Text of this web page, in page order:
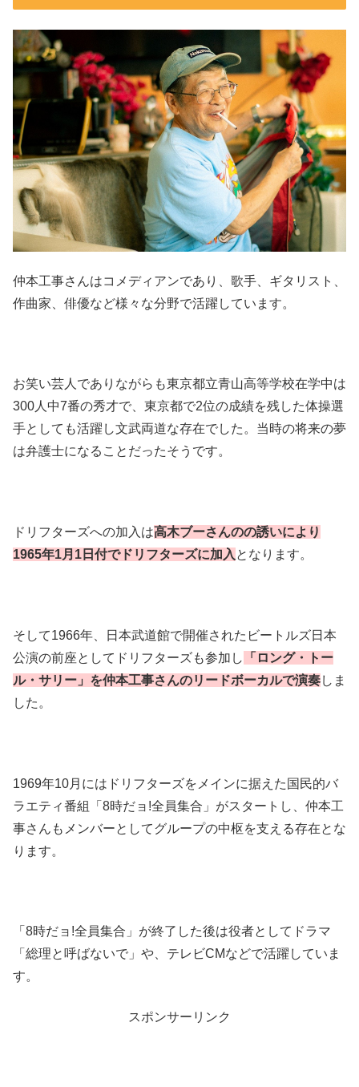
仲本工事さんはコメディアンであり、歌手、ギタリスト、
作曲家、俳優など様々な分野で活躍しています。
お笑い芸人でありながらも東京都立青山高等学校在学中は
300人中7番の秀才で、東京都で2位の成績を残した体操選
手としても活躍し文武両道な存在でした。当時の将来の夢
は弁護士になることだったそうです。
ドリフターズへの加入は高木ブーさんのの誘いにより
1965年1月1日付でドリフターズに加入 となります。
そして1966年、日本武道館で開催されたビートルズ日本
公演の前座としてドリフターズも参加し
「ロング・トー
ル・サリー」を仲本工事さんのリードボーカルで演奏しま
した。
1969年10月にはドリフターズをメインに据えた国民的バ
ラエティ番組「8時だョ!全員集合」がスタートし、仲本工
事さんもメンバーとしてグループの中枢を支える存在とな
ります。
「8時だョ!全員集合」が終了した後は役者としてドラマ
「総理と呼ばないで」や、テレビCMなどで活躍していま
す。
スポンサーリンク